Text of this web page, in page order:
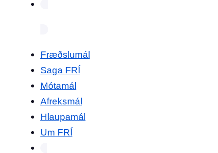
Fræðslumál
Saga FRÍ
Mótamál
Afreksmál
Hlaupamál
Um FRÍ